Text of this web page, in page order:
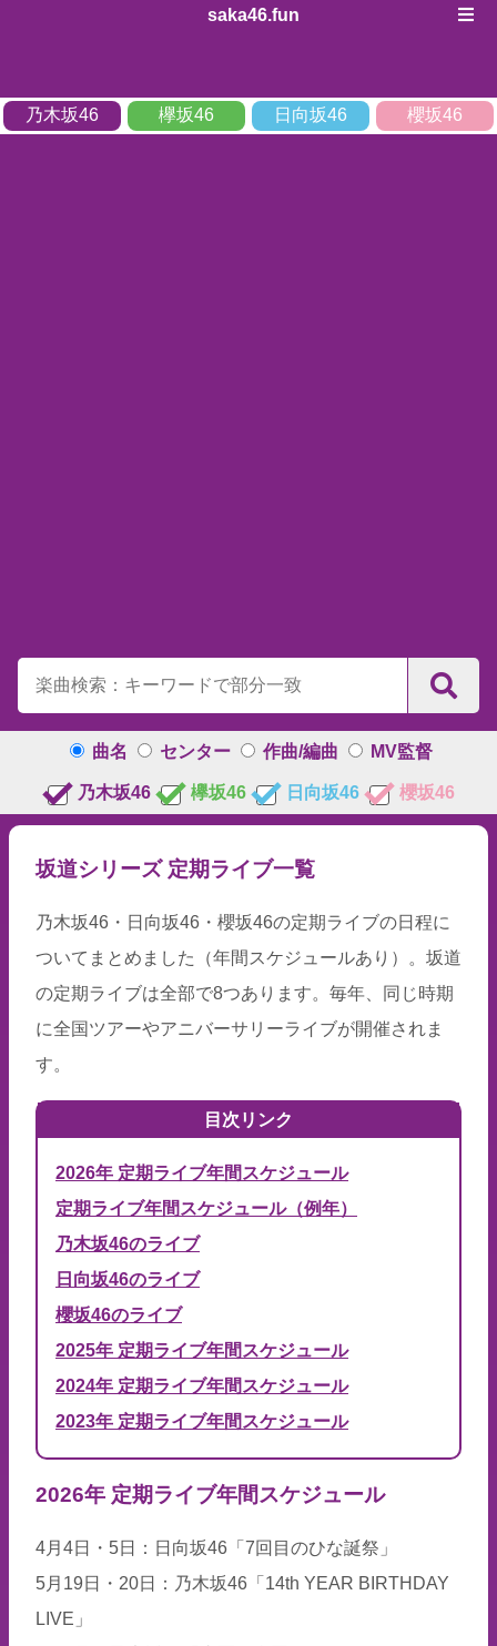
saka46.fun
乃木坂46 欅坂46 日向坂46 櫻坂46
曲名 センター 作曲/編曲 MV監督
乃木坂46 欅坂46 日向坂46 櫻坂46
坂道シリーズ 定期ライブ一覧
乃木坂46・日向坂46・櫻坂46の定期ライブの日程に
ついてまとめました（年間スケジュールあり）。坂道
の定期ライブは全部で8つあります。毎年、同じ時期
に全国ツアーやアニバーサリーライブが開催されま
す。
目次リンク
2026年 定期ライブ年間スケジュール
定期ライブ年間スケジュール（例年）
乃木坂46のライブ
日向坂46のライブ
櫻坂46のライブ
2025年 定期ライブ年間スケジュール
2024年 定期ライブ年間スケジュール
2023年 定期ライブ年間スケジュール
2026年 定期ライブ年間スケジュール
4月4日・5日：日向坂46「7回目のひな誕祭」
5月19日・20日：乃木坂46「14th YEAR BIRTHDAY
LIVE」